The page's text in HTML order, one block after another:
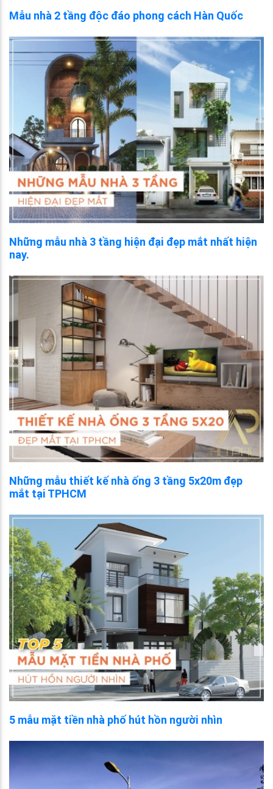
Mẫu nhà 2 tầng độc đáo phong cách Hàn Quốc
Những mẫu nhà 3 tầng hiện đại đẹp mắt nhất hiện
nay.
Những mẫu thiết kế nhà ống 3 tầng 5x20m đẹp
mắt tại TPHCM
5 mẫu mặt tiền nhà phố hút hồn người nhìn